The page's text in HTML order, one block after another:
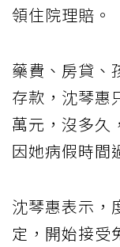
領住院理賠。
藥費、房貸、
存款，沈琴惠
萬元，沒多久
因她病假時間
沈琴惠表示，
定，開始接受